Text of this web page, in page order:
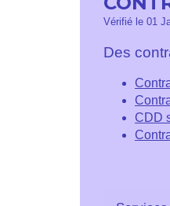
Vérifié le 01
Des
CDD